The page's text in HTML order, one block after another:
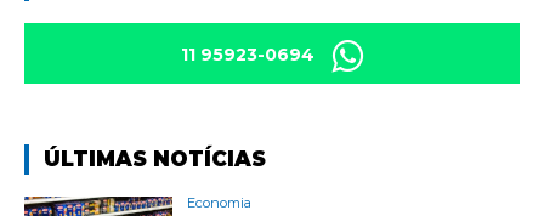
11 95923-0694
ÚLTIMAS NOTÍCIAS
Economia